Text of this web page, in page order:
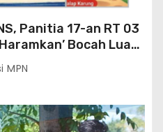
Panitia 17-an RT 03
Bocah Luar
MPN